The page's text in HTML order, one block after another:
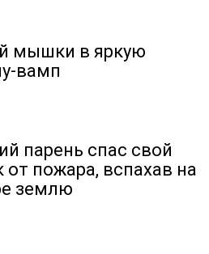
мышки в яркую
вамп
парень спас свой
от пожара, вспахав на
землю